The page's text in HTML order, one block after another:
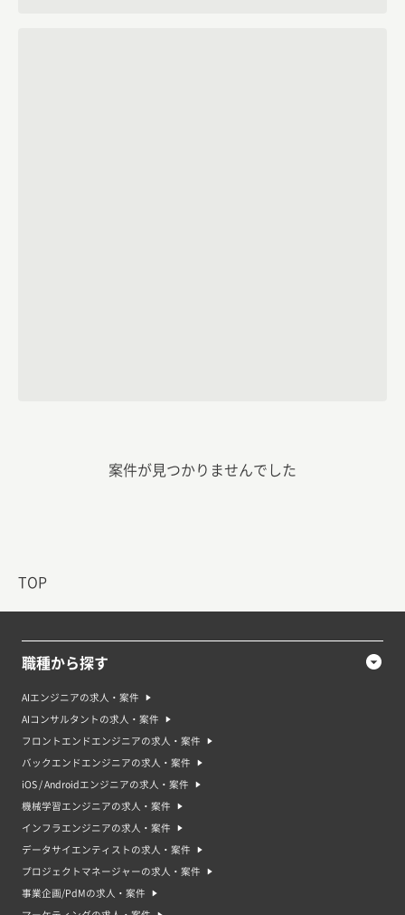
TOP
案件が見つかりませんでした
職種から探す
AIエンジニアの求人・案件
AIコンサルタントの求人・案件
フロントエンドエンジニアの求人・案件
バックエンドエンジニアの求人・案件
iOS / Androidエンジニアの求人・案件
機械学習エンジニアの求人・案件
インフラエンジニアの求人・案件
データサイエンティストの求人・案件
プロジェクトマネージャーの求人・案件
事業企画/PdMの求人・案件